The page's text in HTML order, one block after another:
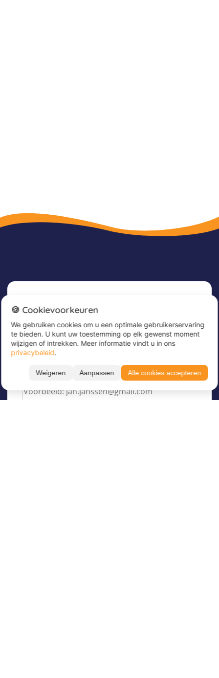
Nieuwsbrief
Meld u nu aan voor onze nieuwsbrief om
geweldige aanbiedingen te ontvangen en op de
hoogte te blijven!
Voer hier uw e-mailadres in*
🍪 Cookievoorkeuren
We gebruiken cookies om u een optimale gebruikerservaring
te bieden. U kunt uw toestemming op elk gewenst moment
wijzigen of intrekken. Meer informatie vindt u in ons
privacybeleid.
Weigeren Aanpassen Alle cookies accepteren